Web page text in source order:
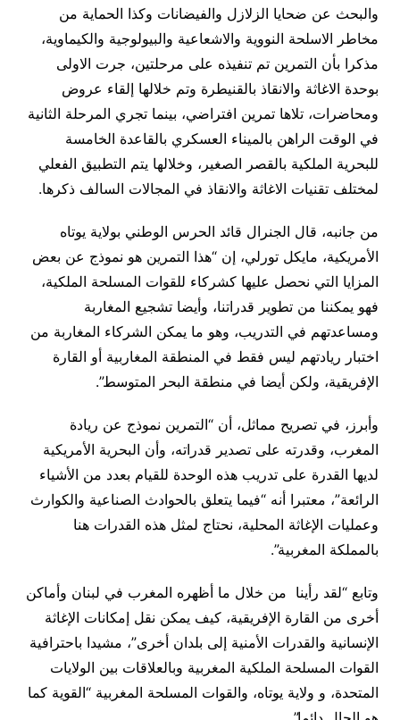
والبحث عن ضحايا الزلازل والفيضانات وكذا الحماية من
مخاطر الاسلحة النووية والاشعاعية والبيولوجية والكيماوية،
مذكرا بأن التمرين تم تنفيذه على مرحلتين، جرت الاولى
بوحدة الاغاثة والانقاذ بالقنيطرة وتم خلالها إلقاء عروض
ومحاضرات، تلاها تمرين افتراضي، بينما تجري المرحلة الثانية
في الوقت الراهن بالميناء العسكري بالقاعدة الخامسة
للبحرية الملكية بالقصر الصغير، وخلالها يتم التطبيق الفعلي
لمختلف تقنيات الاغاثة والانقاذ في المجالات السالف ذكرها.
من جانبه، قال الجنرال قائد الحرس الوطني بولاية يوتاه
الأمريكية، مايكل تورلي، إن “هذا التمرين هو نموذج عن بعض
المزايا التي نحصل عليها كشركاء للقوات المسلحة الملكية،
فهو يمكننا من تطوير قدراتنا، وأيضا تشجيع المغاربة
ومساعدتهم في التدريب، وهو ما يمكن الشركاء المغاربة من
اختبار ريادتهم ليس فقط في المنطقة المغاربية أو القارة
الإفريقية، ولكن أيضا في منطقة البحر المتوسط”.
وأبرز، في تصريح مماثل، أن “التمرين نموذج عن ريادة
المغرب، وقدرته على تصدير قدراته، وأن البحرية الأمريكية
لديها القدرة على تدريب هذه الوحدة للقيام بعدد من الأشياء
الرائعة”، معتبرا أنه “فيما يتعلق بالحوادث الصناعية والكوارث
وعمليات الإغاثة المحلية، نحتاج لمثل هذه القدرات هنا
بالمملكة المغربية”.
وتابع “لقد رأينا من خلال ما أظهره المغرب في لبنان وأماكن
أخرى من القارة الإفريقية، كيف يمكن نقل إمكانات الإغاثة
الإنسانية والقدرات الأمنية إلى بلدان أخرى”، مشيدا باحترافية
القوات المسلحة الملكية المغربية وبالعلاقات بين الولايات
المتحدة، و ولاية يوتاه، والقوات المسلحة المغربية “القوية كما